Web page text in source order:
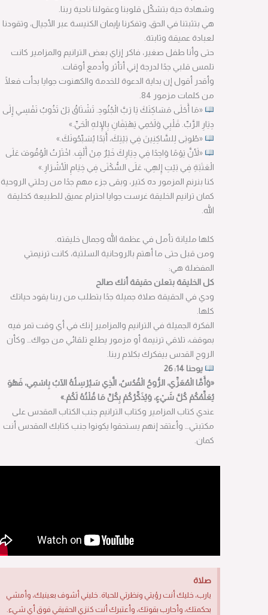
وشهادة حية بتشكّل قلوبنا وعقولنا ناحية ربنا.
هي بتثبتنا في الحق، وتفكرنا بإيمان الكنيسة عبر الأجيال، وتقودنا
لعبادة عميقة وثابتة.
حتى وأنا طفل صغير، فاكر إزاي بعض الترانيم والمزامير كانت
تلمس قلبي جدًا لدرجة إني أتأثر وأدمع أوقات.
وأقدر أقول إن بداية الدعوة للخدمة والكهنوت جوايا بدأت فعلًا
من كلمات مزمور 84.
«مَا أَحْلَى مَسَاكِنَكَ يَا رَبَّ الْجُنُودِ.تَشْتَاقُ بَلْ تَذُوبُ نَفْسِي إِلَى
دِيَارِ الرَّبِّ.قَلْبِي وَلَحْمِي يَهْتِفَانِ بِالإِلهِ الْحَيِّ.»
«طُوبَى لِلسَّاكِنِينَ فِي بَيْتِكَ، أَبَدًا يُسَبِّحُونَكَ.»
«لأَنَّ يَوْمًا وَاحِدًا فِي دِيَارِكَ خَيْرٌ مِنْ أَلْفٍ.اخْتَرْتُ الْوُقُوفَ عَلَى
الْعَتَبَةِ فِي بَيْتِ إِلهِي، عَلَى السُّكْنَى فِي خِيَامِ الأَشْرَارِ.»
كنا بنرنم المزمور ده كتير، وبقى جزء مهم جدًا من رحلتي الروحية.
كمان ترانيم الخليقة غرست جوايا احترام عميق للطبيعة كخليقة
كلها مليانة تأمل في عظمة الله وجمال خليقته.
ومن قبل حتى ما أهتم بالروحانية السلتية، كانت ترنيمتي
المفضلة هي:
كل الخليقة بتعلن حقيقة أنك صالح
ودي في الحقيقة صلاة جميلة جدًا بتطلب من ربنا يقود حياتك
الفكرة الجميلة في الترانيم والمزامير إنك في أي وقت تمر فيه
بموقف، تلاقي ترنيمة أو مزمور يطلع تلقائي من جواك… وكأن
الروح القدس بيفكرك بكلام ربنا.
«وَأَمَّا الْمُعَزِّي، الرُّوحُ الْقُدُسُ، الَّذِي سَيُرْسِلُهُ الآبُ بِاسْمِي، فَهُوَ
يُعَلِّمُكُمْ كُلَّ شَيْءٍ، وَيُذَكِّرُكُمْ بِكُلِّ مَا قُلْتُهُ لَكُمْ.»
عندي كتاب المزامير وكتاب الترانيم جنب الكتاب المقدس على
مكتبتي… وأعتقد إنهم يستحقوا يكونوا جنب كتابك المقدس أنت
يارب، خليك أنت رؤيتي ونظرتي للحياة. خليني أشوف بعينيك، وأمشي
بحكمتك، وأحارب بقوتك، وأعتبرك أنت كنزي الحقيقي فوق أي شيء.